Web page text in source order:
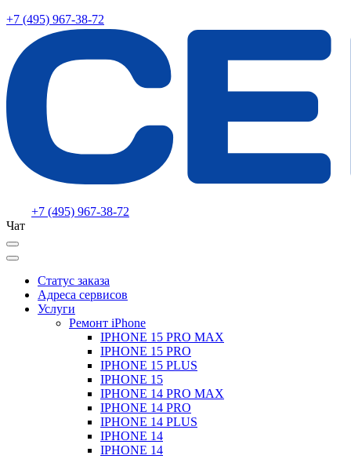
+7 (495) 967-38-72
+7 (495) 967-38-72
Чат
Статус заказа
Адреса сервисов
Услуги
Ремонт iPhone
IPHONE 15 PRO MAX
IPHONE 15 PRO
IPHONE 15 PLUS
IPHONE 15
IPHONE 14 PRO MAX
IPHONE 14 PRO
IPHONE 14 PLUS
IPHONE 14
IPHONE 14